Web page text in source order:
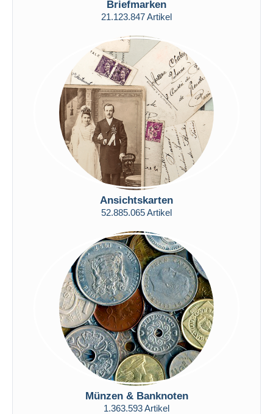
Kostenloser Versand
PayPal
Banküberweisung
Visa
Mastercard
Bancontact
iDeal
Maestro
Gesamte Auswahl aufheben
Wohnsitz des Verkäufers
Übernehmen
Briefmarken
21.123.847 Artikel
Ansichtskarten
52.885.065 Artikel
Münzen & Banknoten
1.363.593 Artikel